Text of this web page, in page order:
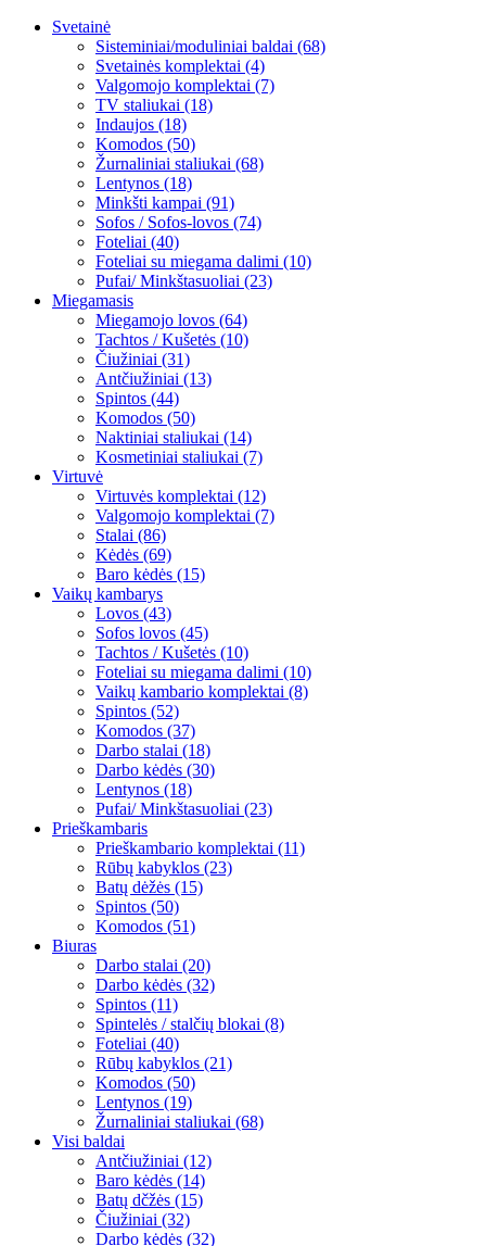
Svetainė
Sisteminiai/moduliniai baldai (68)
Svetainės komplektai (4)
Valgomojo komplektai (7)
TV staliukai (18)
Indaujos (18)
Komodos (50)
Žurnaliniai staliukai (68)
Lentynos (18)
Minkšti kampai (91)
Sofos / Sofos-lovos (74)
Foteliai (40)
Foteliai su miegama dalimi (10)
Pufai/ Minkštasuoliai (23)
Miegamasis
Miegamojo lovos (64)
Tachtos / Kušetės (10)
Čiužiniai (31)
Antčiužiniai (13)
Spintos (44)
Komodos (50)
Naktiniai staliukai (14)
Kosmetiniai staliukai (7)
Virtuvė
Virtuvės komplektai (12)
Valgomojo komplektai (7)
Stalai (86)
Kėdės (69)
Baro kėdės (15)
Vaikų kambarys
Lovos (43)
Sofos lovos (45)
Tachtos / Kušetės (10)
Foteliai su miegama dalimi (10)
Vaikų kambario komplektai (8)
Spintos (52)
Komodos (37)
Darbo stalai (18)
Darbo kėdės (30)
Lentynos (18)
Pufai/ Minkštasuoliai (23)
Prieškambaris
Prieškambario komplektai (11)
Rūbų kabyklos (23)
Batų dėžės (15)
Spintos (50)
Komodos (51)
Biuras
Darbo stalai (20)
Darbo kėdės (32)
Spintos (11)
Spintelės / stalčių blokai (8)
Foteliai (40)
Rūbų kabyklos (21)
Komodos (50)
Lentynos (19)
Žurnaliniai staliukai (68)
Visi baldai
Antčiužiniai (12)
Baro kėdės (14)
Batų dčžės (15)
Čiužiniai (32)
Darbo kėdės (32)